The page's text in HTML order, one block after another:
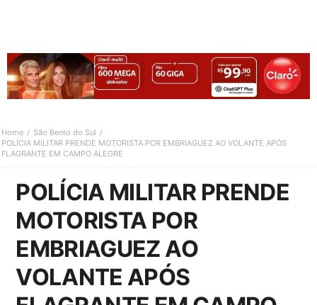
Home
São Bento do Sul
POLÍCIA MILITAR PRENDE MOTORISTA POR EMBRIAGUEZ AO VOLANTE APÓS
FLAGRANTE EM CAMPO ALEGRE
POLÍCIA MILITAR PRENDE
MOTORISTA POR
EMBRIAGUEZ AO
VOLANTE APÓS